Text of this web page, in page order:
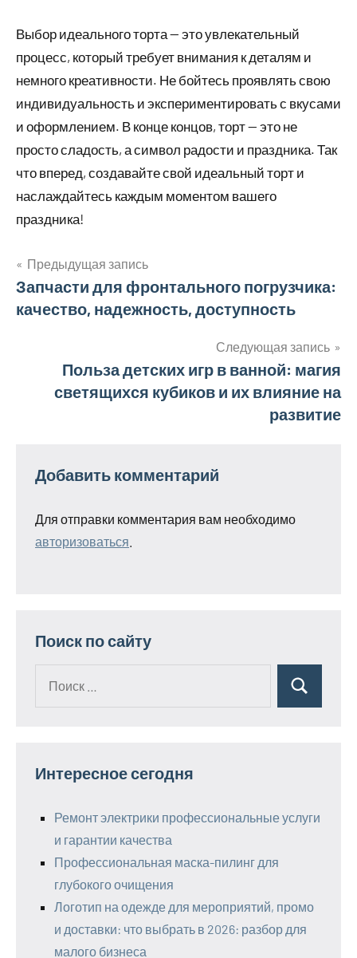
Выбор идеального торта — это увлекательный
процесс, который требует внимания к деталям и
немного креативности. Не бойтесь проявлять свою
индивидуальность и экспериментировать с вкусами
и оформлением. В конце концов, торт — это не
просто сладость, а символ радости и праздника. Так
что вперед, создавайте свой идеальный торт и
наслаждайтесь каждым моментом вашего
праздника!
Навигация
по
Предыдущая запись
Запчасти для фронтального погрузчика:
качество, надежность, доступность
Следующая запись
Польза детских игр в ванной: магия
светящихся кубиков и их влияние на
развитие
Добавить комментарий
Для отправки комментария вам необходимо
авторизоваться
Поиск по сайту
Поиск
Интересное сегодня
Ремонт электрики профессиональные услуги
и гарантии качества
Профессиональная маска-пилинг для
глубокого очищения
Логотип на одежде для мероприятий, промо
и доставки: что выбрать в 2026: разбор для
малого бизнеса